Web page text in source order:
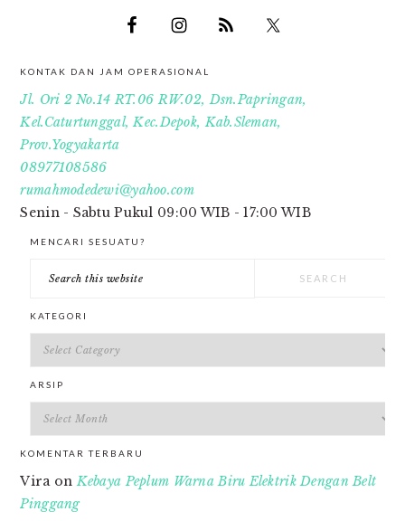
KONTAK DAN JAM OPERASIONAL
Jl. Ori 2 No.14 RT.06 RW.02, Dsn.Papringan,
Kel.Caturtunggal, Kec.Depok, Kab.Sleman,
Prov.Yogyakarta
08977108586
rumahmodedewi@yahoo.com
Senin - Sabtu Pukul 09:00 WIB - 17:00 WIB
MENCARI SESUATU?
website
KATEGORI
Kategori
ARSIP
Arsip
KOMENTAR TERBARU
ViraonKebaya Peplum Warna Biru Elektrik Dengan Belt
Pinggang